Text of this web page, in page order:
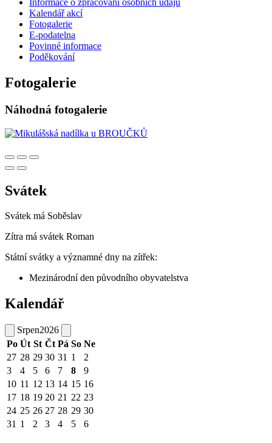
Informace o zpracování osobních údajů
Kalendář akcí
Fotogalerie
E-podatelna
Povinné informace
Poděkování
Fotogalerie
Náhodná fotogalerie
Svátek
Svátek má Soběslav
Zítra má svátek Roman
Státní svátky a významné dny na zítřek:
Mezinárodní den původního obyvatelstva
Kalendář
Srpen2026
Po Út St Čt Pá So Ne
27 28 29 30 31 1
2
3
4 5 6 7 8
9
10 11 12 13 14 15 16
17 18 19 20 21 22 23
24 25 26 27 28 29 30
31 1 2 3 4 5 6